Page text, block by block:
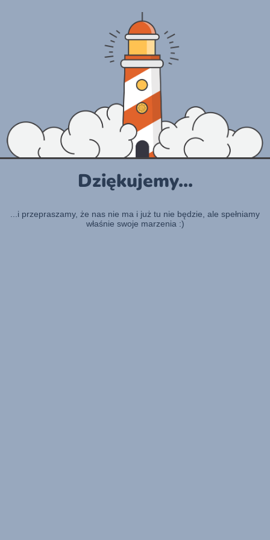
Dziękujemy...
...i przepraszamy, że nas nie ma i już tu nie będzie, ale spełniamy
właśnie swoje marzenia :)